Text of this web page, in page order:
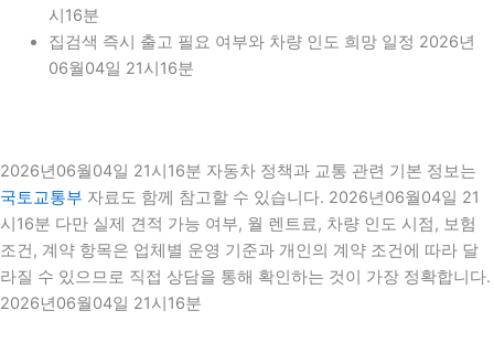
시16분
집검색 즉시 출고 필요 여부와 차량 인도 희망 일정 2026년
06월04일 21시16분
2026년06월04일 21시16분 자동차 정책과 교통 관련 기본 정보는
국토교통부 자료도 함께 참고할 수 있습니다. 2026년06월04일 21
시16분 다만 실제 견적 가능 여부, 월 렌트료, 차량 인도 시점, 보험
조건, 계약 항목은 업체별 운영 기준과 개인의 계약 조건에 따라 달
라질 수 있으므로 직접 상담을 통해 확인하는 것이 가장 정확합니다.
2026년06월04일 21시16분